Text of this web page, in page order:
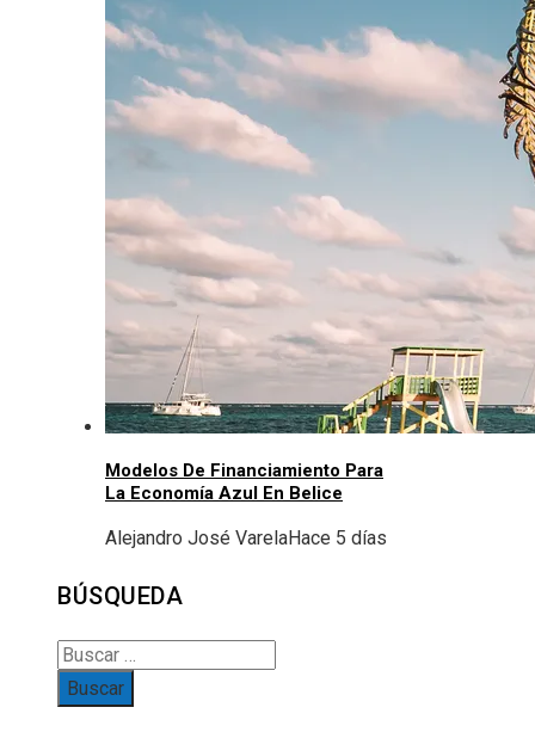
Modelos De Financiamiento Para
La Economía Azul En Belice
Alejandro José VarelaHace 5 días
BÚSQUEDA
Buscar: